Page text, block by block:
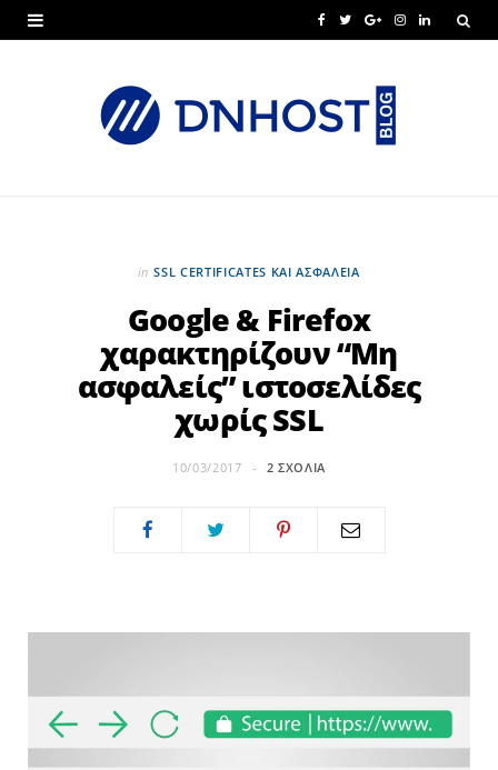
c
T
i
G
o
g
s
I L
in SSL CERTIFICATES ΚΑΙ ΑΣΦΆΛΕΙΑ
Google & Firefox
χαρακτηρίζουν “Μη
ασφαλείς” ιστοσελίδες
χωρίς SSL
10/03/2017 2 ΣΧΌΛΙΑ